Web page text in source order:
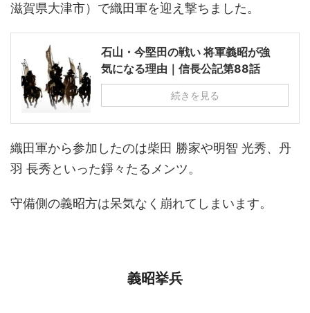
滋賀県大津市）で織田軍を迎え撃ちました。
石山・今堅田の戦い 将軍義昭が強
気になる理由｜信長公記第88話
続きを見る
織田軍から参加したのは柴田 勝家や明智 光秀、丹
羽 長秀といった錚々たるメンツ。
守備側の義昭方は呆気なく崩れてしまいます。
義昭挙兵